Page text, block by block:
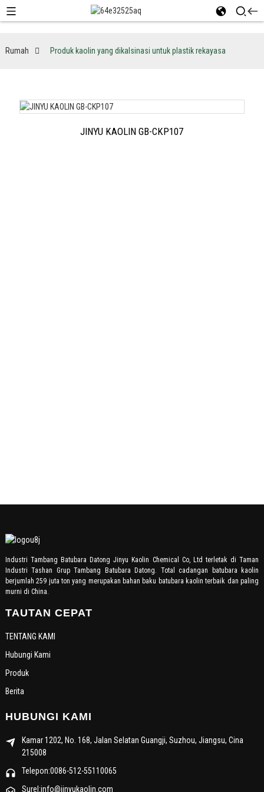
Rumah Produk kaolin yang dikalsinasi untuk plastik rekayasa
JINYU KAOLIN GB-CKP107
Industri Tambang Batubara Datong Jinyu Kaolin Chemical Co, Ltd terletak di Taman
Industri Tashan Grup Tambang Batubara Datong. Total cadangan batubara kaolin
berjumlah 259 juta ton yang merupakan bahan baku batubara kaolin terbaik dan paling
murni di China.
TAUTAN CEPAT
TENTANG KAMI
Hubungi Kami
Produk
Berita
HUBUNGI KAMI
Kamar 1202, No. 168, Jalan Selatan Guangji, Suzhou, Jiangsu, Cina
215008
Telepon:0086-512-55110065
Surel:info@jinyukaolin.com